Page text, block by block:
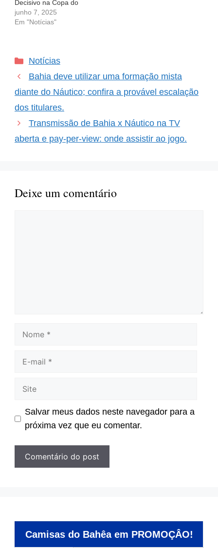
Decisivo na Copa do
Nordeste Para os
torcedores apaixonados
do Nordeste é palpável.
mais um confronto na
tabela,…
junho 7, 2025
Em "Notícias"
Categorias
Notícias
Bahia deve utilizar uma formação mista
diante do Náutico; confira a provável escalação
dos titulares.
Transmissão de Bahia x Náutico na TV
aberta e pay-per-view: onde assistir ao jogo.
Deixe um comentário
Nome
Site
Salvar meus dados neste navegador para a
próxima vez que eu comentar.
Camisas do Bahêa em PROMOÇÂO!